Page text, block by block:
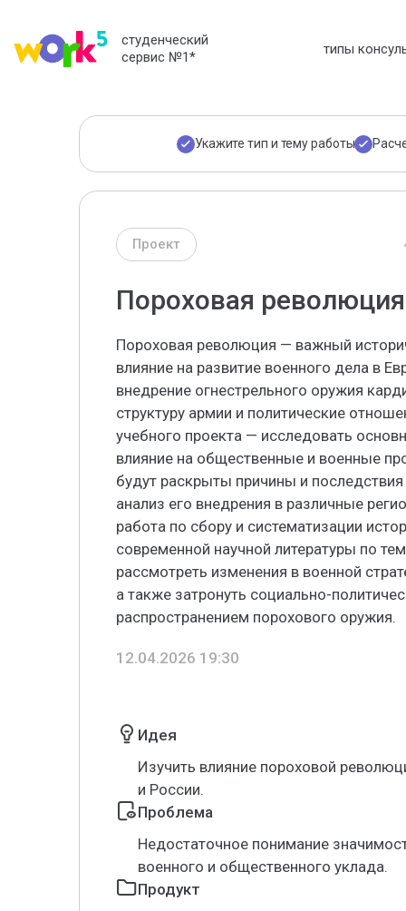
студенческий
сервис №1* типы
Укажите тип и тему работы
Проект
Пороховая
Пороховая революция — важный
влияние на развитие военного дела в
внедрение огнестрельного оружия
структуру армии и политические
учебного проекта — исследовать
влияние на общественные и военные
будут раскрыты причины и
анализ его внедрения в различные
работа по сбору и систематизации
современной научной литературы по
рассмотреть изменения в военной
а также затронуть социально-
распространением порохового оружия.
12.04.2026 19:30
Идея
Изучить влияние пороховой
и России.
Проблема
Недостаточное понимание
военного и общественного уклада.
Продукт